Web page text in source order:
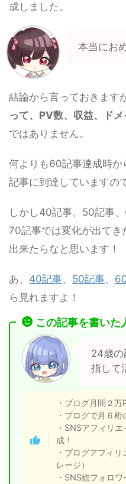
成しました。
本当にお
結論から言っておきます
って、PV数、収益、ド
ではありません。
何よりも60記事達成時か
記事に到達していますの
しかし40記事、50記事
70記事では変化が出てき
出来たらなと思います！
あ、 40記事、 50記事、
ら見れますよ！
この記事を書いた
24歳の
指して
・ブログ月間２万
・ブログで月６桁
・SNSアフィリ
成！
・ブログアフィ
レージ）
・SNS総フォロワ